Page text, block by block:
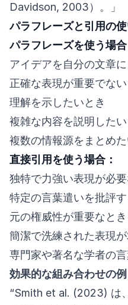
Davidson, 2003）。」
パラフレーズと引用の
パラフレーズを使う場合
アイデアを自分の文章
正確な表現が重要でない
理解を示したいとき
複雑な内容を説明したい
複数の情報源をまとめた
直接引用を使う場合：
独特で力強い表現が必要
特定の言葉遣いを批評す
元の権威性が重要なとき
簡潔で洗練された表現
専門家や著名な学者の
効果的な組み合わせの例
“Smith et al. (2023) は